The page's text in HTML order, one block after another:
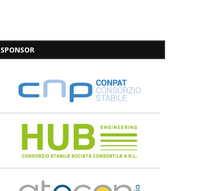
SPONSOR